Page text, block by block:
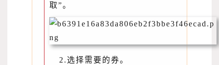
取”。
2.选择需要的券。